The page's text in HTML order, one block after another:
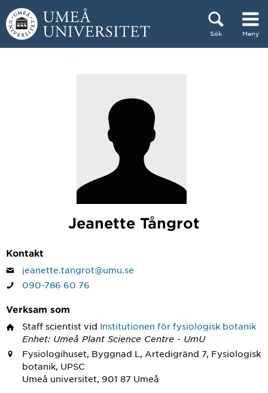
Hoppa direkt till innehållet
Sök Meny
Jeanette Tångrot
Kontakt
jeanette.tangrot@umu.se
090-786 60 76
Verksam som
Staff scientist vid Institutionen för fysiologisk botanik
Enhet: Umeå Plant Science Centre - UmU
Fysiologihuset, Byggnad L, Artedigränd 7, Fysiologisk
botanik, UPSC
Umeå universitet, 901 87 Umeå